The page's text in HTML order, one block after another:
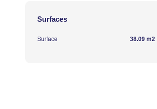
Surfaces
Surface 38.09 m2